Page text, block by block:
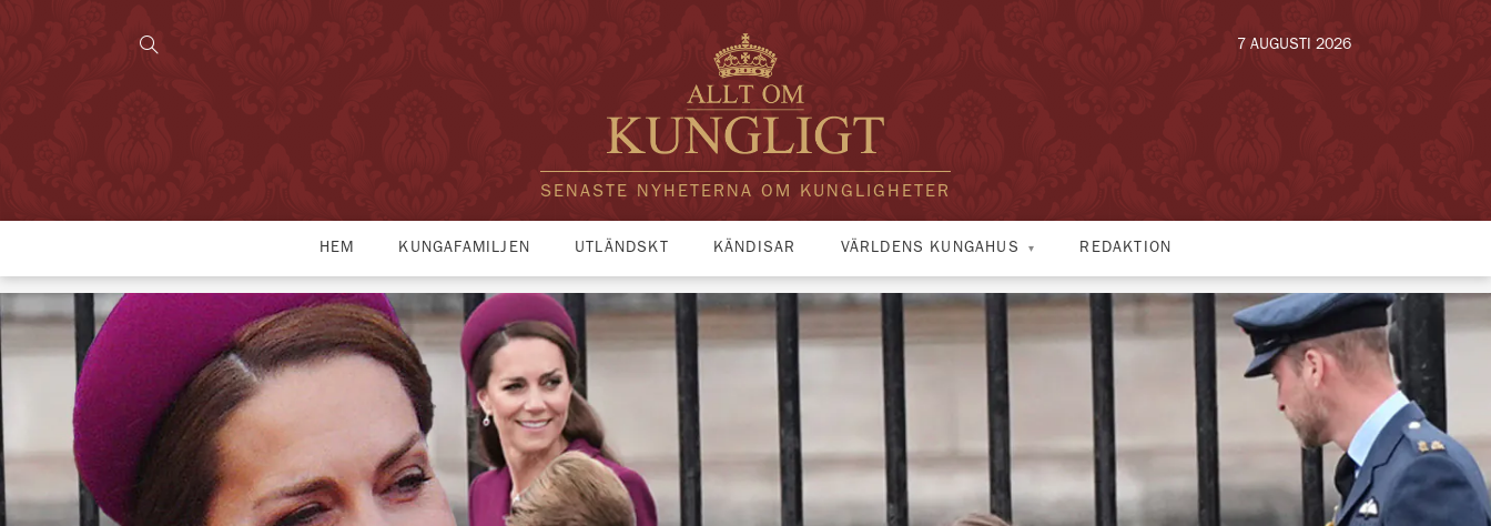
SENASTE NYHETERNA OM KUNGLIGHETER
7 AUGUSTI 2026
HEM KUNGAFAMILJEN UTLÄNDSKT KÄNDISAR VÄRLDENS KUNGAHUS REDAKTION